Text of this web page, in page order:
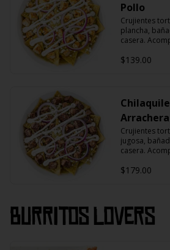
Pollo
Crujientes
plancha,
casera.
$139.00
Arrachera
Crujientes
jugosa,
casera.
$179.00
Burritos Lovers